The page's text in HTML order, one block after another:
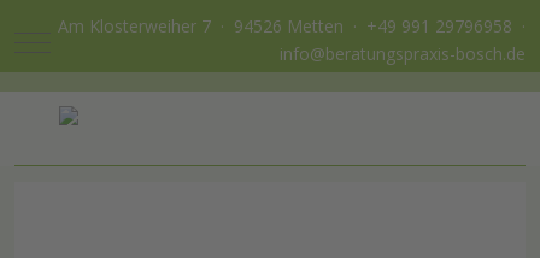
Am Klosterweiher 7 · 94526 Metten · +49 991 29796958 ·
info@beratungspraxis-bosch.de
Mobile Menu Toggle